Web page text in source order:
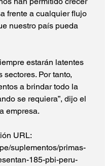
frente a cualquier flujo
nuestro país pueda
estarán latentes
sectores. Por tanto,
a brindar todo la
se requiera”, dijo el
empresa.
URL:
suplementos/primas-
185-pbi-peru-